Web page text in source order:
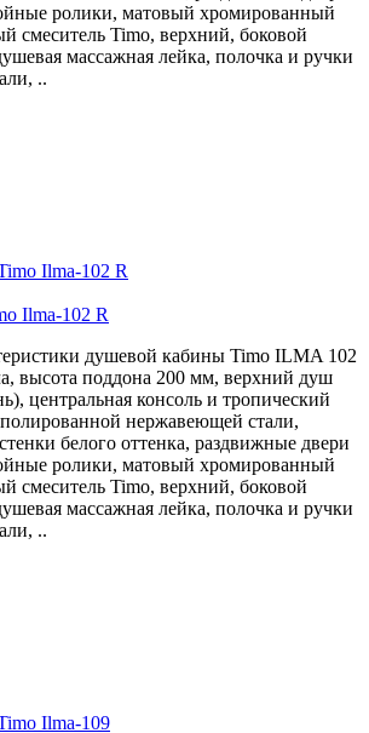
ролики, матовый хромированный
смеситель Timo, верхний, боковой
массажная лейка, полочка и ручки
..
Ilma-102 R
душевой кабины Timo ILMA 102
высота поддона 200 мм, верхний душ
центральная консоль и тропический
нержавеющей стали,
белого оттенка, раздвижные двери
ролики, матовый хромированный
смеситель Timo, верхний, боковой
массажная лейка, полочка и ручки
..